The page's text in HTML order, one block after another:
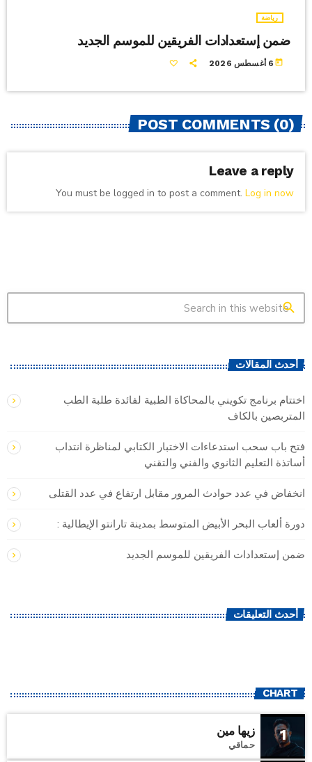
رياضة
ضمن إستعدادات الفريقين للموسم الجديد
today 6 أغسطس 2026
POST COMMENTS (0)
Leave a reply
You must be logged in to post a comment. Log in now
search
أحدث المقالات
اختتام برنامج تكويني بالمحاكاة الطبية لفائدة طلبة الطب
المتربصين بالكاف
فتح باب سحب استدعاءات الاختبار الكتابي لمناظرة انتداب
أساتذة التعليم الثانوي والفني والتقني
انخفاض في عدد حوادث المرور مقابل ارتفاع في عدد القتلى
دورة ألعاب البحر الأبيض المتوسط بمدينة تارانتو الإيطالية :
ضمن إستعدادات الفريقين للموسم الجديد
أحدث التعليقات
CHART
1 زيها مين
حماقي